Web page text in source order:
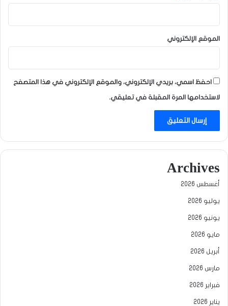
الموقع الإلكتروني
احفظ اسمي، بريدي الإلكتروني، والموقع الإلكتروني في هذا المتصفح
لاستخدامها المرة المقبلة في تعليقي.
Archives
أغسطس 2026
يوليو 2026
يونيو 2026
مايو 2026
أبريل 2026
مارس 2026
فبراير 2026
يناير 2026